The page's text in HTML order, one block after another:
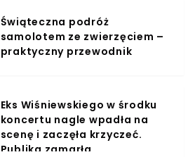
Świąteczna podróż
samolotem ze zwierzęciem –
praktyczny przewodnik
Eks Wiśniewskiego w środku
koncertu nagle wpadła na
scenę i zaczęła krzyczeć.
Publika zamarła